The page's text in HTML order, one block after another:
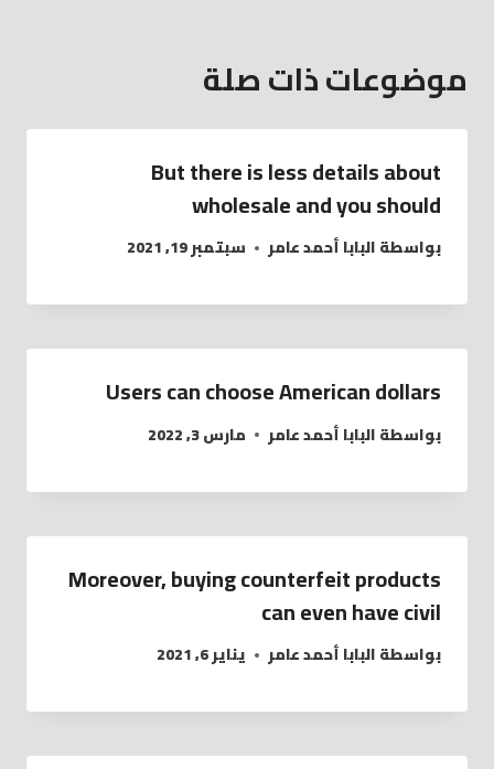
موضوعات ذات صلة
But there is less details about
wholesale and you should
بواسطةالبابا أحمد عامر سبتمبر 19, 2021
Users can choose American dollars
بواسطةالبابا أحمد عامر مارس 3, 2022
Moreover, buying counterfeit products
can even have civil
بواسطةالبابا أحمد عامر يناير 6, 2021